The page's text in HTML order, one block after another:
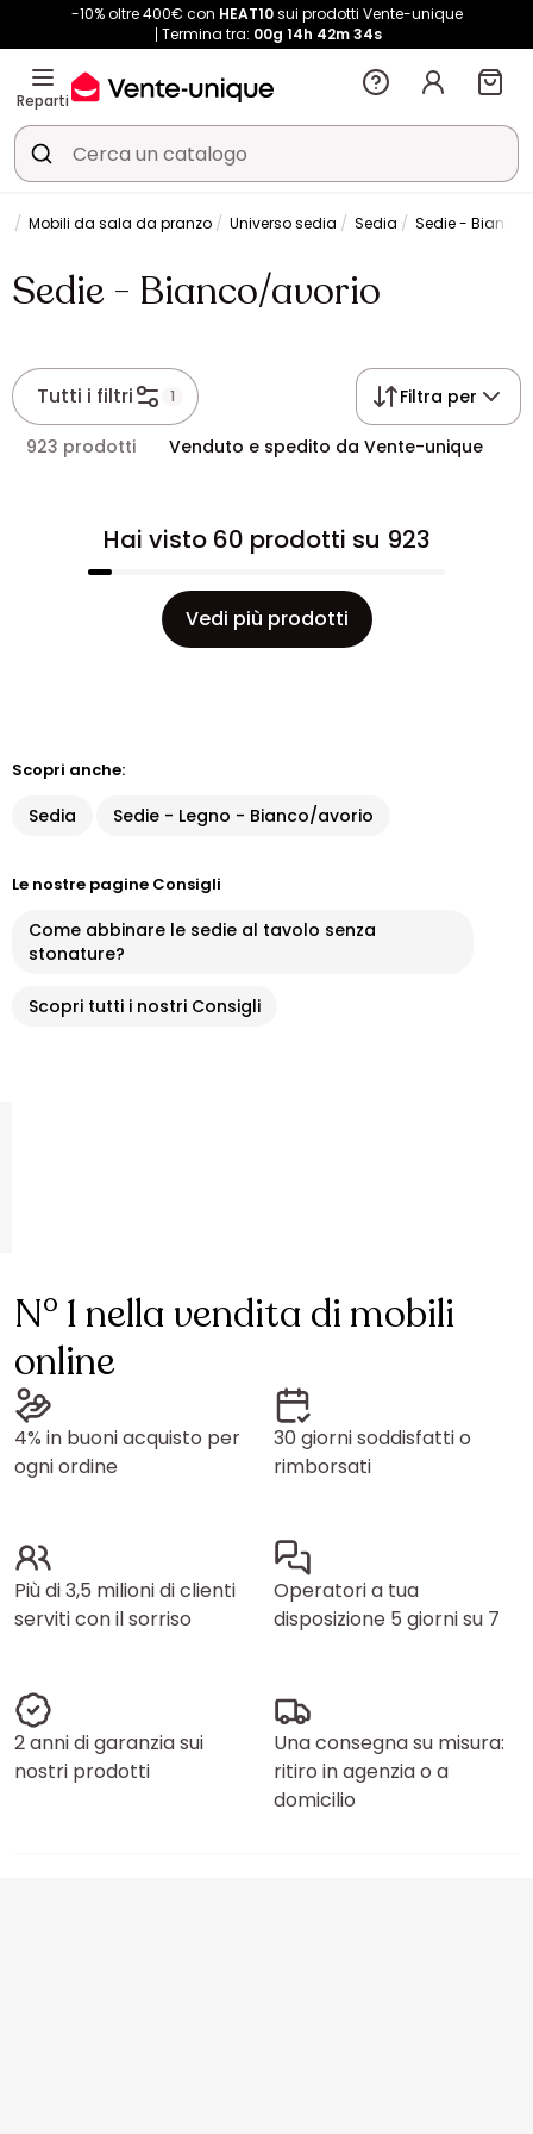
-10% oltre 400€ con HEAT10sui prodotti Vente-unique
Termina tra: 00g 14h 42m34s
Reparti
Mobili da sala da pranzo Universo sedia Sedia Sedie -
Sedie - Bianco/avorio
Tutti i filtri 1 Filtra per
923 prodotti Venduto e spedito da Vente-unique
Hai visto 60 prodotti su 923
Vedi più prodotti
Scopri anche:
Sedia Sedie - Legno - Bianco/avorio
Le nostre pagine Consigli
Come abbinare le sedie al tavolo senza
stonature?
Scopri tutti i nostri Consigli
N° 1 nella vendita di mobili
online
4% in buoni acquisto per
ogni ordine
30 giorni soddisfatti o
rimborsati
Più di 3,5 milioni di clienti
serviti con il sorriso
Operatori a tua
disposizione 5 giorni su 7
2 anni di garanzia sui
nostri prodotti
Una consegna su misura:
ritiro in agenzia o a
domicilio